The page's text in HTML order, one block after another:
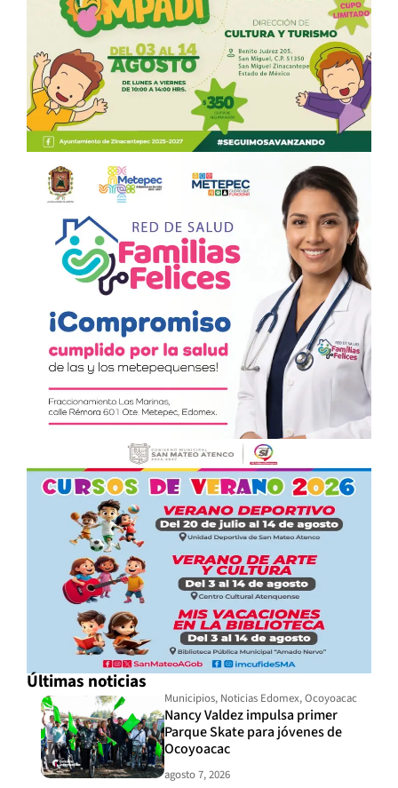
Últimas noticias
Municipios, Noticias Edomex,Ocoyoacac
Nancy Valdez impulsa primer
Parque Skate para jóvenes de
Ocoyoacac
agosto 7, 2026